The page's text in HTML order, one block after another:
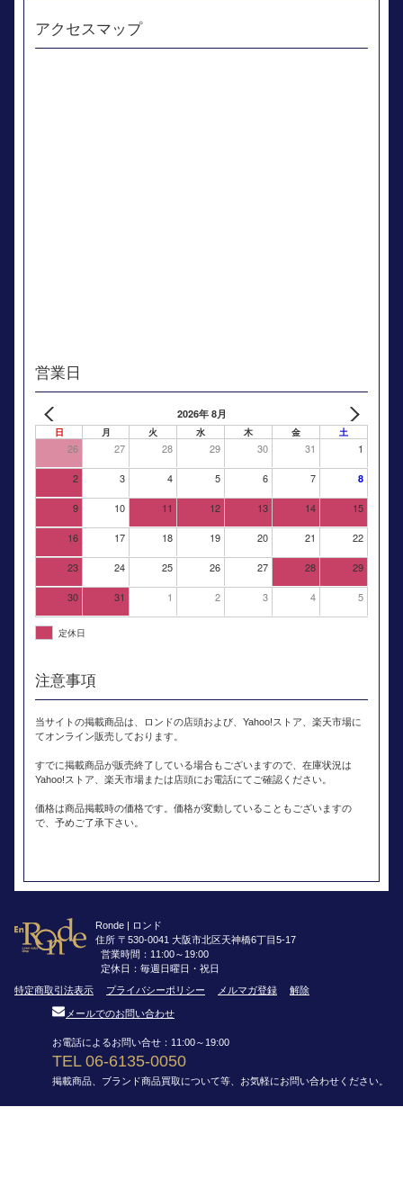
アクセスマップ
営業日
2026年 8月
日 月 火 水 木 金 土
26 27 28 29 30 31 1
2 3 4 5 6 7 8
9 10 11 12 13 14 15
16 17 18 19 20 21 22
23 24 25 26 27 28 29
30 31 1 2 3 4 5
定休日
注意事項
当サイトの掲載商品は、ロンドの店頭および、Yahoo!ストア、楽天市場に
てオンライン販売しております。
すでに掲載商品が販売終了している場合もございますので、在庫状況は
Yahoo!ストア、楽天市場または店頭にお電話にてご確認ください。
価格は商品掲載時の価格です。価格が変動していることもございますの
で、予めご了承下さい。
Ronde | ロンド
住所 〒530-0041 大阪市北区天神橋6丁目5-17
営業時間：11:00～19:00
定休日：毎週日曜日・祝日
特定商取引法表示
プライバシーポリシー メルマガ登録 解除
メールでのお問い合わせ
お電話によるお問い合せ：11:00～19:00
TEL 06-6135-0050
掲載商品、ブランド商品買取について等、お気軽にお問い合わせください。